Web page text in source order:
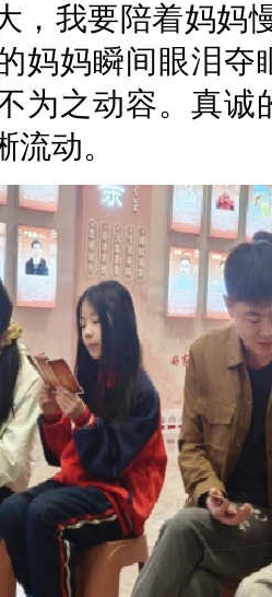
，我要陪着妈妈
妈妈瞬间眼泪
为之动容。真
动。